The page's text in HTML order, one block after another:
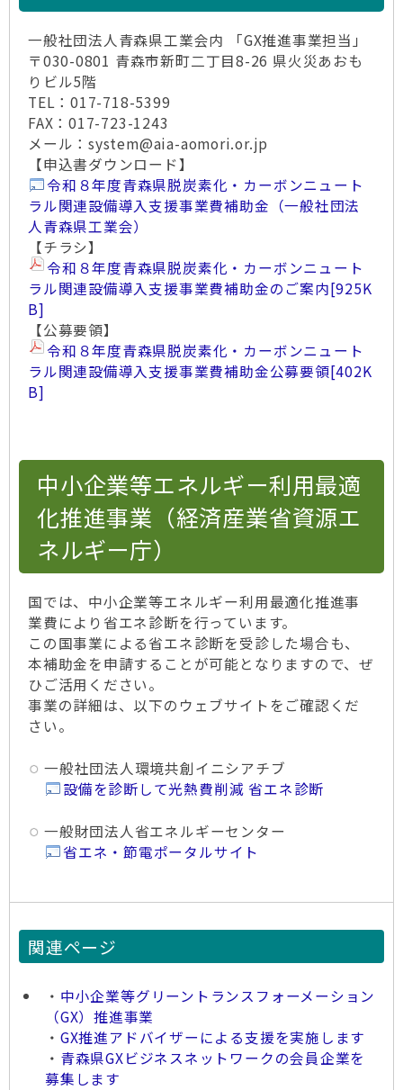
一般社団法人青森県工業会内 「GX推進事業担当」
〒030-0801 青森市新町二丁目8-26 県火災あおも
りビル5階
TEL：017-718-5399
FAX：017-723-1243
メール：system@aia-aomori.or.jp
【申込書ダウンロード】
令和８年度青森県脱炭素化・カーボンニュート
ラル関連設備導入支援事業費補助金（一般社団法
人青森県工業会）
【チラシ】
令和８年度青森県脱炭素化・カーボンニュート
ラル関連設備導入支援事業費補助金のご案内[925K
B]
【公募要領】
令和８年度青森県脱炭素化・カーボンニュート
ラル関連設備導入支援事業費補助金公募要領[402K
B]
中小企業等エネルギー利用最適
化推進事業（経済産業省資源エ
ネルギー庁）
国では、中小企業等エネルギー利用最適化推進事
業費により省エネ診断を行っています。
この国事業による省エネ診断を受診した場合も、
本補助金を申請することが可能となりますので、ぜ
ひご活用ください。
事業の詳細は、以下のウェブサイトをご確認くだ
さい。
一般社団法人環境共創イニシアチブ
設備を診断して光熱費削減 省エネ診断
一般財団法人省エネルギーセンター
省エネ・節電ポータルサイト
関連ページ
・ 中小企業等グリーントランスフォーメーション
（GX）推進事業
・ GX推進アドバイザーによる支援を実施します
・ 青森県GXビジネスネットワークの会員企業を
募集します